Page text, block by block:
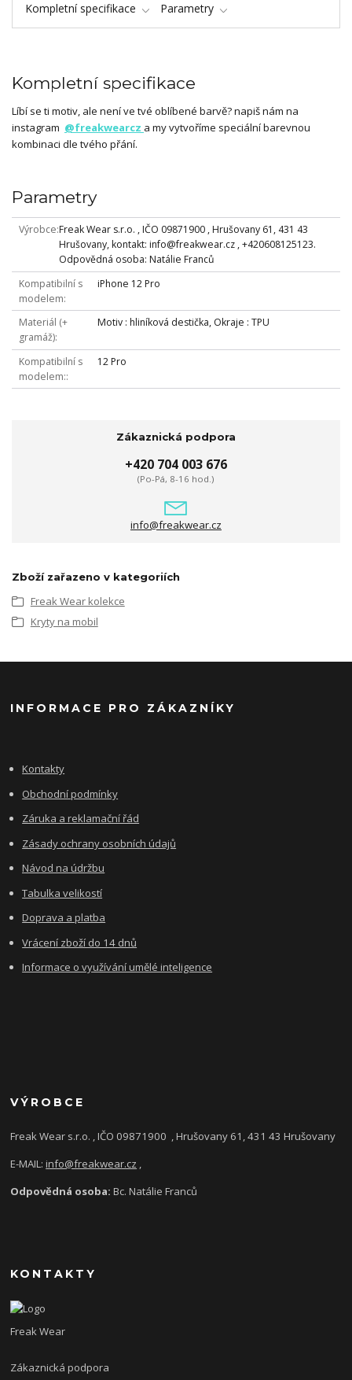
Kompletní specifikace Parametry
Kompletní specifikace
Líbí se ti motiv, ale není ve tvé oblíbené barvě? napiš nám na
instagram @freakwearcz a my vytvoříme speciální barevnou
kombinaci dle tvého přání.
Parametry
Výrobce Freak Wear s.r.o. , IČO 09871900 , Hrušovany 61, 431 43
Hrušovany, kontakt: info@freakwear.cz , +420608125123.
Odpovědná osoba: Natálie Franců
Kompatibilní s
modelem
iPhone 12 Pro
Materiál (+
gramáž)
Motiv : hliníková destička, Okraje : TPU
Kompatibilní s
modelem:
12 Pro
Zákaznická podpora
+420 704 003 676
(Po-Pá, 8-16 hod.)
info@freakwear.cz
Zboží zařazeno v kategoriích
Freak Wear kolekce
Kryty na mobil
INFORMACE PRO ZÁKAZNÍKY
Kontakty
Obchodní podmínky
Záruka a reklamační řád
Zásady ochrany osobních údajů
Návod na údržbu
Tabulka velikostí
Doprava a platba
Vrácení zboží do 14 dnů
Informace o využívání umělé inteligence
VÝROBCE
Freak Wear s.r.o. , IČO 09871900 , Hrušovany 61, 431 43 Hrušovany
E-MAIL:info@freakwear.cz ,
Odpovědná osoba:Bc. Natálie Franců
KONTAKTY
Freak Wear
Zákaznická podpora